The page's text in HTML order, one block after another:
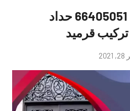
حداد سلوى هندي 66405051 حداد
قرميد
توجد
تعليقات